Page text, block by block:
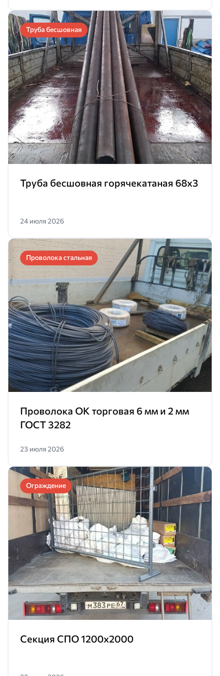
Труба бесшовная
Труба бесшовная горячекатаная 68х3
24 июля 2026
Проволока стальная
Проволока ОК торговая 6 мм и 2 мм
ГОСТ 3282
23 июля 2026
Ограждение
Секция СПО 1200х2000